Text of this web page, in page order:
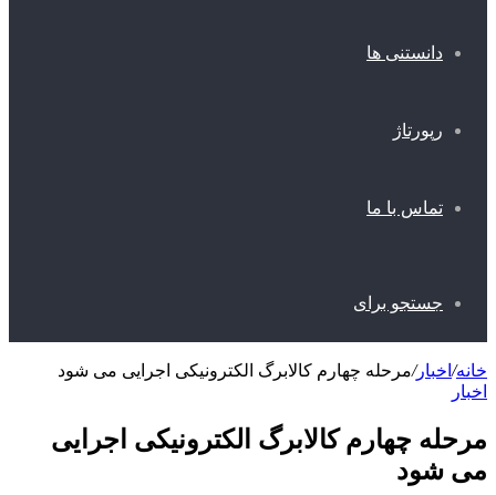
دانستنی ها
رپورتاژ
تماس با ما
جستجو برای
خانه/ اخبار/مرحله چهارم کالابرگ الکترونیکی اجرایی می شود
اخبار
مرحله چهارم کالابرگ الکترونیکی اجرایی
می شود